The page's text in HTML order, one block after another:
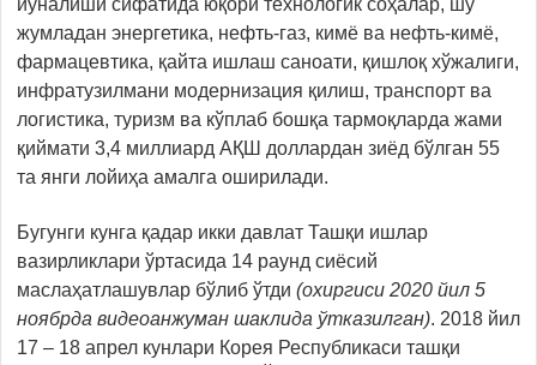
йўналиши сифатида юқори технологик соҳалар, шу
жумладан энергетика, нефть-газ, кимё ва нефть-кимё,
фармацевтика, қайта ишлаш саноати, қишлоқ хўжалиги,
инфратузилмани модернизация қилиш, транспорт ва
логистика, туризм ва кўплаб бошқа тармоқларда жами
қиймати 3,4 миллиард АҚШ доллардан зиёд бўлган 55
та янги лойиҳа амалга оширилади.
Бугунги кунга қадар икки давлат Ташқи ишлар
вазирликлари ўртасида 14 раунд сиёсий
маслаҳатлашувлар бўлиб ўтди (охиргиси 2020 йил 5
ноябрда видеоанжуман шаклида ўтказилган). 2018 йил
17 – 18 апрел кунлари Корея Республикаси ташқи